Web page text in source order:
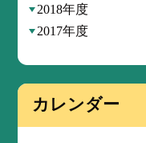
2018年度
2017年度
カレンダー